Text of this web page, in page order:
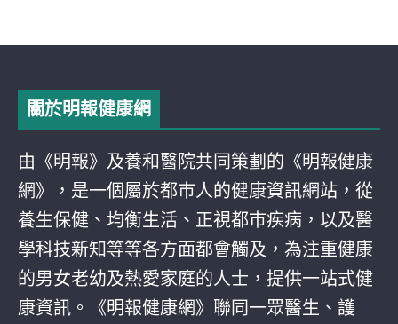
關於明報健康網
由《明報》及養和醫院共同策劃的《明報健康
網》，是一個屬於都巿人的健康資訊網站，從
養生保健、均衡生活、正視都巿疾病，以及醫
學科技新知等等各方面都會觸及，為注重健康
的男女老幼及熱愛家庭的人士，提供一站式健
康資訊。《明報健康網》聯同一眾醫生、護